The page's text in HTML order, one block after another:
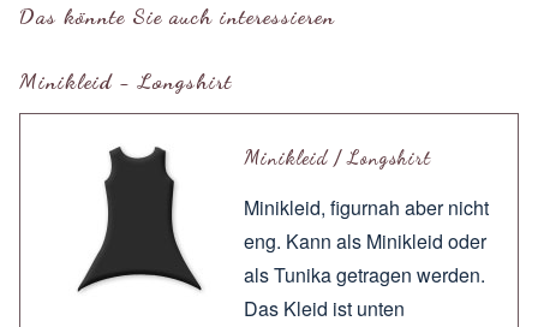
Das könnte Sie auch interessieren
Minikleid - Longshirt
Minikleid / Longshirt
Minikleid, figurnah aber nicht
eng. Kann als Minikleid oder
als Tunika getragen werden.
Das Kleid ist unten